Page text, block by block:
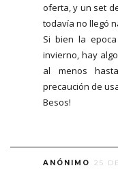
oferta, y un set
todavía no llegó
Si bien la
invierno, hay
al menos
precaución de
Besos!
ANÓNIMO 25